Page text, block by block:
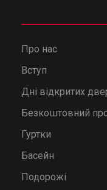
Про нас
Вступ
Дні відкритих
Безкоштовний
Гуртки
Басейн
Подорожі